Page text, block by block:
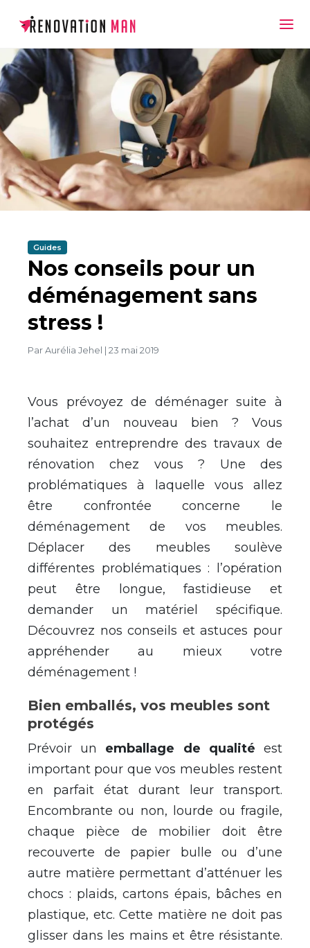
Guides
Nos conseils pour un
déménagement sans
stress !
Par Aurélia Jehel 23 mai 2019
Vous prévoyez de déménager suite à
l’achat d’un nouveau bien ? Vous
souhaitez entreprendre des travaux de
rénovation chez vous ? Une des
problématiques à laquelle vous allez
être confrontée concerne le
déménagement de vos meubles.
Déplacer des meubles soulève
différentes problématiques : l’opération
peut être longue, fastidieuse et
demander un matériel spécifique.
Découvrez nos conseils et astuces pour
appréhender au mieux votre
déménagement !
Bien emballés, vos meubles sont
protégés
Prévoir un emballage de qualité est
important pour que vos meubles restent
en parfait état durant leur transport.
Encombrante ou non, lourde ou fragile,
chaque pièce de mobilier doit être
recouverte de papier bulle ou d’une
autre matière permettant d’atténuer les
chocs : plaids, cartons épais, bâches en
plastique, etc. Cette matière ne doit pas
glisser dans les mains et être résistante.